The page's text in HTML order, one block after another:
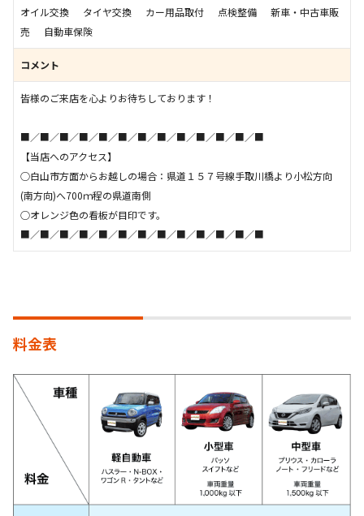
オイル交換 タイヤ交換 カー用品取付 点検整備
新車・中古車販
売
自動車保険
コメント
皆様のご来店を心よりお待ちしております！
■／■／■／■／■／■／■／■／■／■／■／■／■
【当店へのアクセス】
○白山市方面からお越しの場合：県道１５７号線手取川橋より小松方向
(南方向)へ700ｍ程の県道南側
○オレンジ色の看板が目印です。
■／■／■／■／■／■／■／■／■／■／■／■／■
料金表